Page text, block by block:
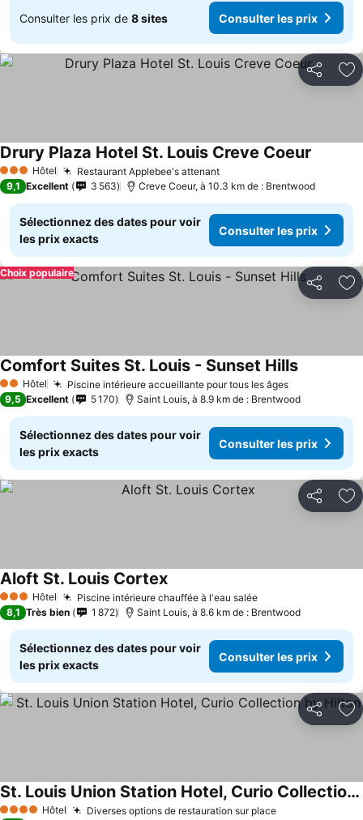
Consulter les prix de 8 sites Consulter les prix
Partager
3 ÉtoilesHôtel Restaurant Applebee's attenantConsulter les prix
Drury Plaza Hotel St. Louis Creve Coeur
9,1 Excellent 3 563 Creve Coeur, à 10.3 km de : Brentwood
Sélectionnez des dates pour voir
les prix exacts
Consulter les prix
Partager
Choix populaire
2 Étoiles
Hôtel Piscine intérieure accueillante pour tous les âgesConsulter
Comfort Suites St. Louis - Sunset HillsConsulter
9,5 Excellent 5 170 Saint Louis, à 8.9 km de : Brentwood
Sélectionnez des dates pour voir
les prix exacts
Consulter les prix
Partager
3 ÉtoilesHôtel Piscine intérieure chauffée à l'eau saléeConsulter les
Aloft St. Louis CortexConsulter les prix
8,1 Très bien 1 872 Saint Louis, à 8.6 km de : Brentwood
Sélectionnez des dates pour voir
les prix exacts
Consulter les prix
Partager
4 Étoiles Hôtel Diverses options de restauration sur placeConsulter les
St. Louis Union Station Hotel, Curio Collection by Hilton
Consulter les prix